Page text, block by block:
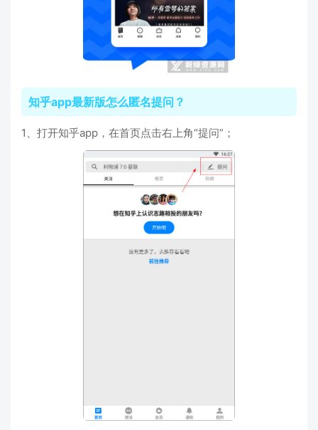
知乎app最新版怎么匿名提问？
1、打开知乎app，在首页点击右上角“提问”；